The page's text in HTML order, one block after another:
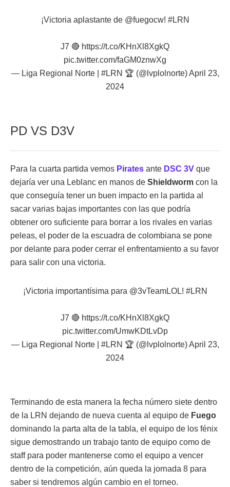
¡Victoria aplastante de @fuegocw! #LRN
J7 🔴 https://t.co/KHnXl8XgkQ
pic.twitter.com/faGM0znwXg
— Liga Regional Norte | #LRN 🏆 (@lvplolnorte)April 23,
2024
PD VS D3V
Para la cuarta partida vemos Pirates ante DSC 3V que
dejaría ver una Leblanc en manos de Shieldworm con la
que conseguía tener un buen impacto en la partida al
sacar varias bajas importantes con las que podría
obtener oro suficiente para borrar a los rivales en varias
peleas, el poder de la escuadra de colombiana se pone
por delante para poder cerrar el enfrentamiento a su favor
para salir con una victoria.
¡Victoria importantísima para @3vTeamLOL! #LRN
J7 🔴 https://t.co/KHnXl8XgkQ
pic.twitter.com/UmwKDtLvDp
— Liga Regional Norte | #LRN 🏆 (@lvplolnorte)April 23,
2024
Terminando de esta manera la fecha número siete dentro
de la LRN dejando de nueva cuenta al equipo de Fuego
dominando la parta alta de la tabla, el equipo de los fénix
sigue demostrando un trabajo tanto de equipo como de
staff para poder mantenerse como el equipo a vencer
dentro de la competición, aún queda la jornada 8 para
saber si tendremos algún cambio en el torneo.